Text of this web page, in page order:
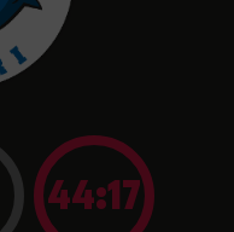
44:17